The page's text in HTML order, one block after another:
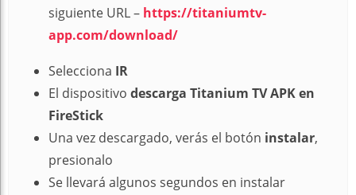
siguiente URL – https://titaniumtv-
app.com/download/
Selecciona IR
El dispositivo descarga Titanium TV APK en
FireStick
Una vez descargado, verás el botón instalar,
presionalo
Se llevará algunos segundos en instalar